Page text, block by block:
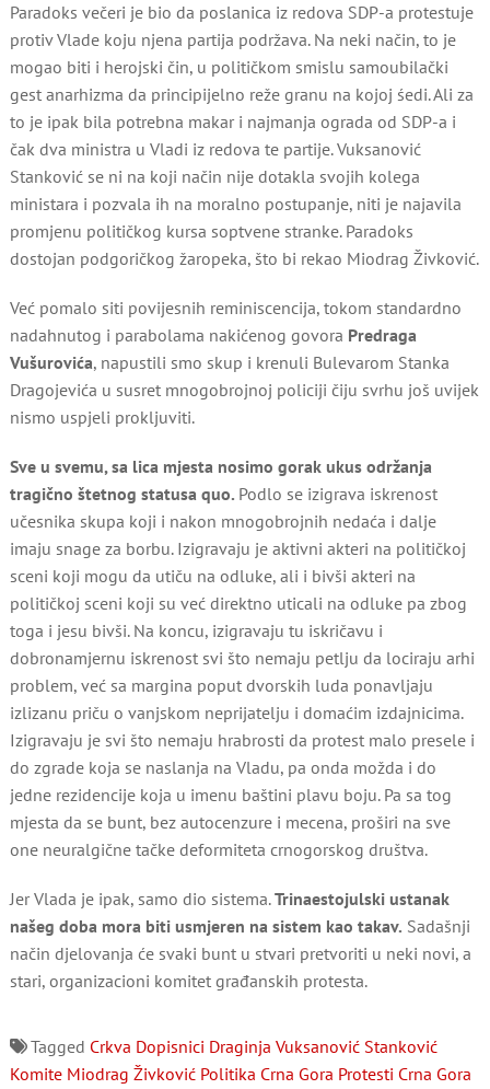
Paradoks večeri je bio da poslanica iz redova SDP-a protestuje
protiv Vlade koju njena partija podržava. Na neki način, to je
mogao biti i herojski čin, u političkom smislu samoubilački
gest anarhizma da principijelno reže granu na kojoj śedi. Ali za
to je ipak bila potrebna makar i najmanja ograda od SDP-a i
čak dva ministra u Vladi iz redova te partije. Vuksanović
Stanković se ni na koji način nije dotakla svojih kolega
ministara i pozvala ih na moralno postupanje, niti je najavila
promjenu političkog kursa soptvene stranke. Paradoks
dostojan podgoričkog žaropeka, što bi rekao Miodrag Živković.
Već pomalo siti povijesnih reminiscencija, tokom standardno
nadahnutog i parabolama nakićenog govora Predraga
Vušurovića, napustili smo skup i krenuli Bulevarom Stanka
Dragojevića u susret mnogobrojnoj policiji čiju svrhu još uvijek
nismo uspjeli prokljuviti.
Sve u svemu, sa lica mjesta nosimo gorak ukus održanja
tragično štetnog statusa quo. Podlo se izigrava iskrenost
učesnika skupa koji i nakon mnogobrojnih nedaća i dalje
imaju snage za borbu. Izigravaju je aktivni akteri na političkoj
sceni koji mogu da utiču na odluke, ali i bivši akteri na
političkoj sceni koji su već direktno uticali na odluke pa zbog
toga i jesu bivši. Na koncu, izigravaju tu iskričavu i
dobronamjernu iskrenost svi što nemaju petlju da lociraju arhi
problem, već sa margina poput dvorskih luda ponavljaju
izlizanu priču o vanjskom neprijatelju i domaćim izdajnicima.
Izigravaju je svi što nemaju hrabrosti da protest malo presele i
do zgrade koja se naslanja na Vladu, pa onda možda i do
jedne rezidencije koja u imenu baštini plavu boju. Pa sa tog
mjesta da se bunt, bez autocenzure i mecena, proširi na sve
one neuralgične tačke deformiteta crnogorskog društva.
Jer Vlada je ipak, samo dio sistema.Trinaestojulski ustanak
našeg doba mora biti usmjeren na sistem kao takav. Sadašnji
način djelovanja će svaki bunt u stvari pretvoriti u neki novi, a
stari, organizacioni komitet građanskih protesta.
Tagged Crkva Dopisnici Draginja Vuksanović Stanković
Komite Miodrag Živković Politika Crna Gora Protesti Crna Gora